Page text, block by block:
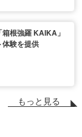
根強羅 KAIKA」
験を提供
もっと見る